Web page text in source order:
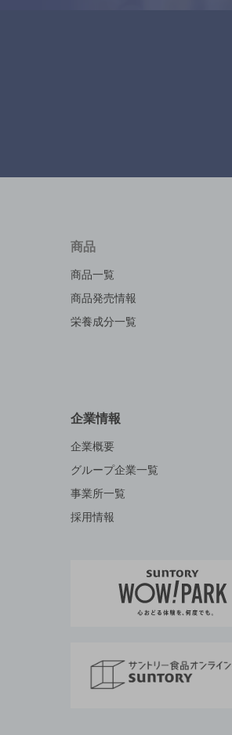
商品
商品一覧
商品発売情報
栄養成分一覧
企業情報
企業概要
グループ企業一覧
事業所一覧
採用情報